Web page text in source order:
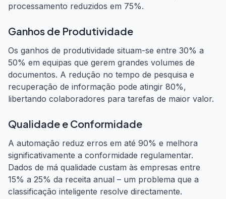
processamento reduzidos em 75%.
Ganhos de Produtividade
Os ganhos de produtividade situam-se entre 30% a
50% em equipas que gerem grandes volumes de
documentos. A redução no tempo de pesquisa e
recuperação de informação pode atingir 80%,
libertando colaboradores para tarefas de maior valor.
Qualidade e Conformidade
A automação reduz erros em até 90% e melhora
significativamente a conformidade regulamentar.
Dados de má qualidade custam às empresas entre
15% a 25% da receita anual – um problema que a
classificação inteligente resolve directamente.